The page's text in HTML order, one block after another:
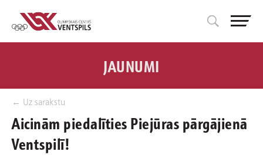
← Uz sarakstu
JAUNUMI
Aicinām piedalīties Piejūras pārgājienā
Ventspilī!